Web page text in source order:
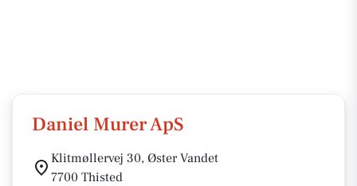
Daniel Murer ApS
Klitmøllervej 30, Øster Vandet
7700 Thisted